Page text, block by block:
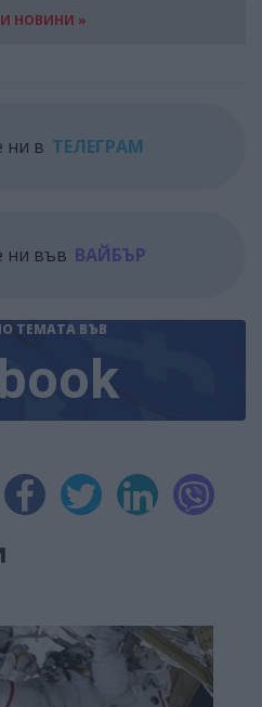
НОВИНИ »
ни в ТЕЛЕГРАМ
ни във ВАЙБЪР
ТЕМАТА ВЪВ